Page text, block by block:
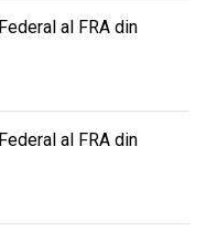
al FRA din
al FRA din